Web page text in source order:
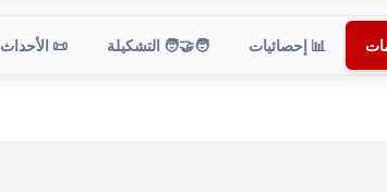
📊 إحصائيات 🧑‍🤝‍🧑 التشكيلة 📜 الأحداث